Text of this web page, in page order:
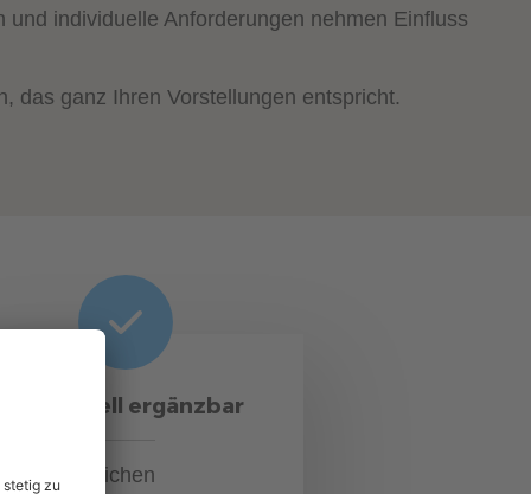
individuelle Anforderungen nehmen Einfluss
das ganz Ihren Vorstellungen entspricht.
Individuell ergänzbar
zahlreichen